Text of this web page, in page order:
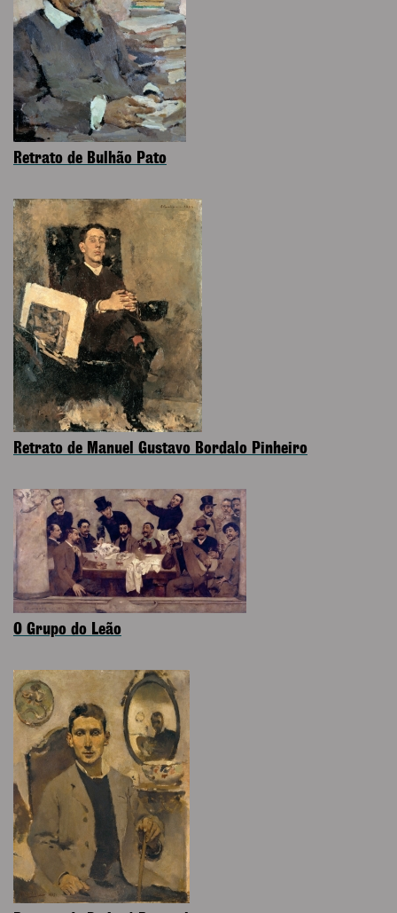
Retrato de Bulhão Pato
Retrato de Manuel Gustavo Bordalo Pinheiro
O Grupo do Leão